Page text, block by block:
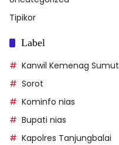
Tipikor
Label
Kanwil Kemenag Sumut
Sorot
Kominfo nias
Bupati nias
Kapolres Tanjungbalai